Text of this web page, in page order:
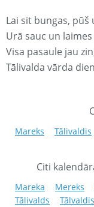
Lai sit bungas, pūš
Urā sauc un laimes
Visa pasaule jau
Tālivalda vārda
Mareks Tālivaldis
Citi
Mareka Mereks
Tālivalds
Tālvaldis